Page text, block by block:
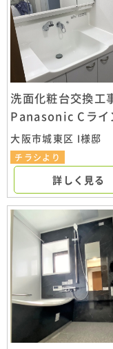
洗面化粧台交換工
Panasonic Cライ
大阪市城東区 I様邸
チラシより
詳しく見る